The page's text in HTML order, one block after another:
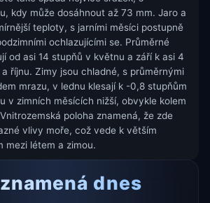
kdy může dosáhnout až 73 mm. Jaro a
teploty, s jarními měsíci postupně
ochlazujícími se. Průměrné
od asi 14 stupňů v květnu a září k asi 4
říjnu. Zimy jsou chladné, s průměrnými
mrazu, v lednu klesají k -0,8 stupňům
v zimních měsících nižší, obvykle kolem
poloha znamená, že zde
vlivy moře, což vede k větším
mezi létem a zimou.
dnes